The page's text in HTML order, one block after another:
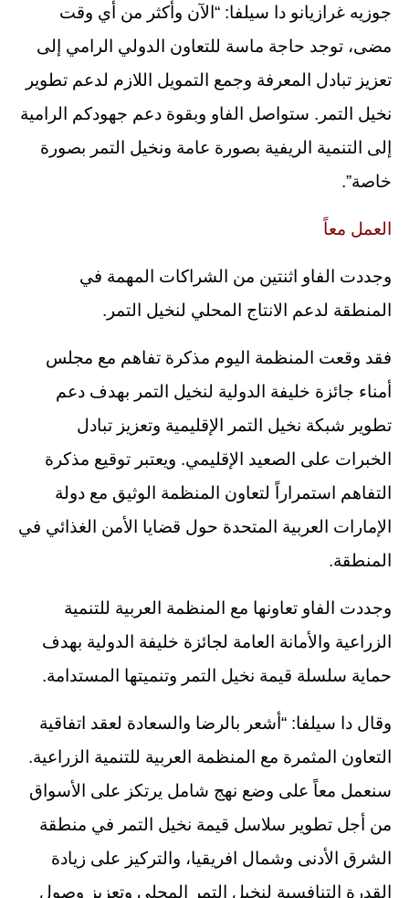
جوزيه غرازيانو دا سيلفا: “الآن وأكثر من أي وقت
مضى، توجد حاجة ماسة للتعاون الدولي الرامي إلى
تعزيز تبادل المعرفة وجمع التمويل اللازم لدعم تطوير
نخيل التمر. ستواصل الفاو وبقوة دعم جهودكم الرامية
إلى التنمية الريفية بصورة عامة ونخيل التمر بصورة
خاصة”.
العمل معاً
وجددت الفاو اثنتين من الشراكات المهمة في
المنطقة لدعم الانتاج المحلي لنخيل التمر.
فقد وقعت المنظمة اليوم مذكرة تفاهم مع مجلس
أمناء جائزة خليفة الدولية لنخيل التمر بهدف دعم
تطوير شبكة نخيل التمر الإقليمية وتعزيز تبادل
الخبرات على الصعيد الإقليمي. ويعتبر توقيع مذكرة
التفاهم استمراراً لتعاون المنظمة الوثيق مع دولة
الإمارات العربية المتحدة حول قضايا الأمن الغذائي في
المنطقة.
وجددت الفاو تعاونها مع المنظمة العربية للتنمية
الزراعية والأمانة العامة لجائزة خليفة الدولية بهدف
حماية سلسلة قيمة نخيل التمر وتنميتها المستدامة.
وقال دا سيلفا: “أشعر بالرضا والسعادة لعقد اتفاقية
التعاون المثمرة مع المنظمة العربية للتنمية الزراعية.
سنعمل معاً على وضع نهج شامل يرتكز على الأسواق
من أجل تطوير سلاسل قيمة نخيل التمر في منطقة
الشرق الأدنى وشمال افريقيا، والتركيز على زيادة
القدرة التنافسية لنخيل التمر المحلي وتعزيز وصول